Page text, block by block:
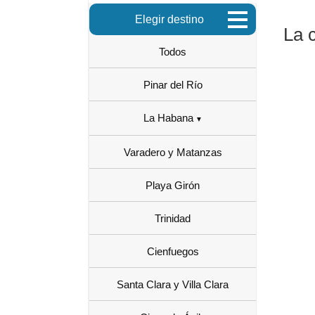
Elegir destino
Todos
Pinar del Río
La Habana
Varadero y Matanzas
Playa Girón
Trinidad
Cienfuegos
Santa Clara y Villa Clara
La